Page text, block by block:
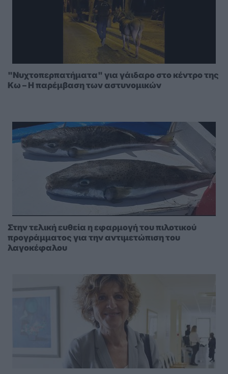
"Νυχτοπερπατήματα" για γάιδαρο στο κέντρο της
Κω – Η παρέμβαση των αστυνομικών
Στην τελική ευθεία η εφαρμογή του πιλοτικού
προγράμματος για την αντιμετώπιση του
λαγοκέφαλου